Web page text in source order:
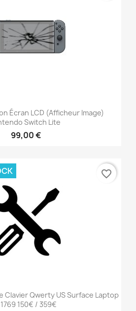
Écran LCD (afficheur Image)
Switch Lite
99,00 €
Clavier Qwerty US Surface Laptop
150€ / 359€
favorite_border